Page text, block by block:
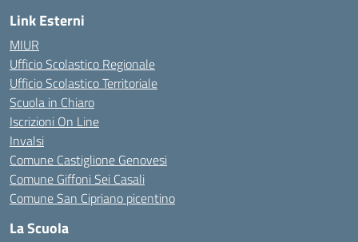
Link Esterni
MIUR
Ufficio Scolastico Regionale
Ufficio Scolastico Territoriale
Scuola in Chiaro
Iscrizioni On Line
Invalsi
Comune Castiglione Genovesi
Comune Giffoni Sei Casali
Comune San Cipriano picentino
La Scuola